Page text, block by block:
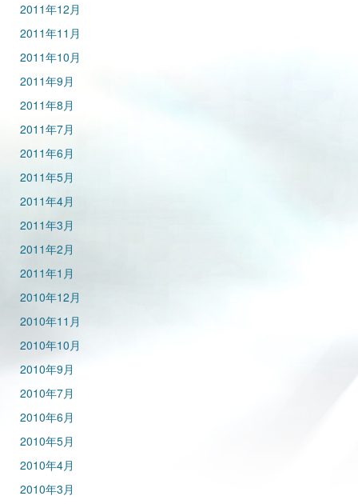
2011年12月
2011年11月
2011年10月
2011年9月
2011年8月
2011年7月
2011年6月
2011年5月
2011年4月
2011年3月
2011年2月
2011年1月
2010年12月
2010年11月
2010年10月
2010年9月
2010年7月
2010年6月
2010年5月
2010年4月
2010年3月